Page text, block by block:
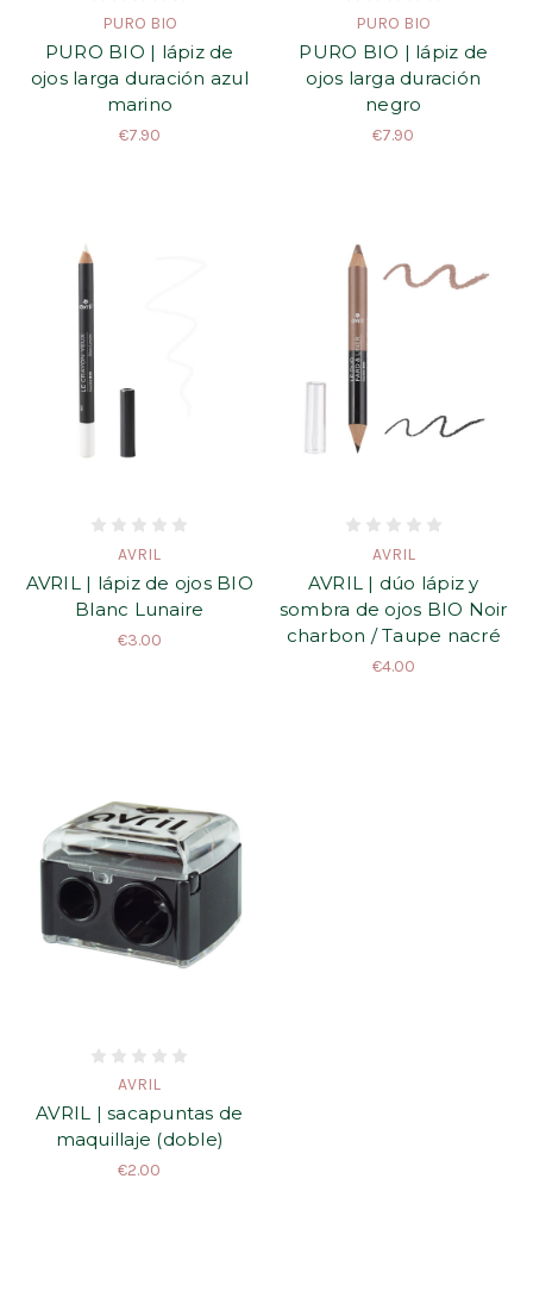
PURO BIO
PURO BIO | lápiz de
ojos larga duración azul
marino
€7.90
PURO BIO
PURO BIO | lápiz de
ojos larga duración
negro
€7.90
AVRIL
AVRIL | lápiz de ojos BIO
Blanc Lunaire
€3.00
AVRIL
AVRIL | dúo lápiz y
sombra de ojos BIO Noir
charbon / Taupe nacré
€4.00
AVRIL
AVRIL | sacapuntas de
maquillaje (doble)
€2.00